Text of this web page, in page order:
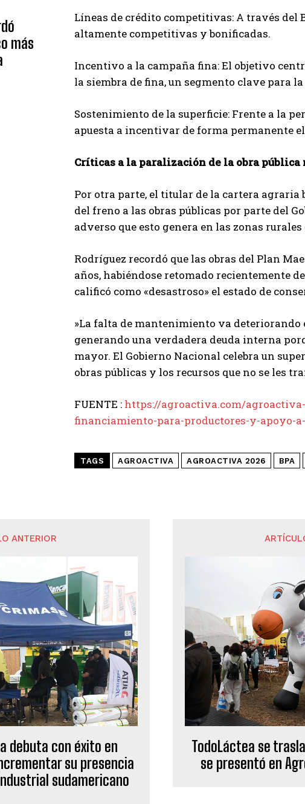
más
​Líneas de crédito competitivas: A través
altamente competitivas y bonificadas.
​Incentivo a la campaña fina: El objetivo
la siembra de fina, un segmento clave para
​Sostenimiento de la superficie: Frente a la
apuesta a incentivar de forma permanente
​Críticas a la paralización de la obra pública
​Por otra parte, el titular de la cartera
del freno a las obras públicas por parte del
adverso que esto genera en las zonas
​Rodríguez recordó que las obras del Plan
años, habiéndose retomado recientemente
calificó como «desastroso» el estado de
​»La falta de mantenimiento va deteriorando
generando una verdadera deuda interna
mayor. El Gobierno Nacional celebra un
obras públicas y los recursos que no se les
FUENTE : https://agroactiva.com/
financiamiento-para-productores-y-apoyo-
TAGS AGROACTIVA AGROACTIVA 2026 BPA
ANTERIOR
debuta con éxito en
su presencia
sudamericano
TodoLáctea se
se presentó en